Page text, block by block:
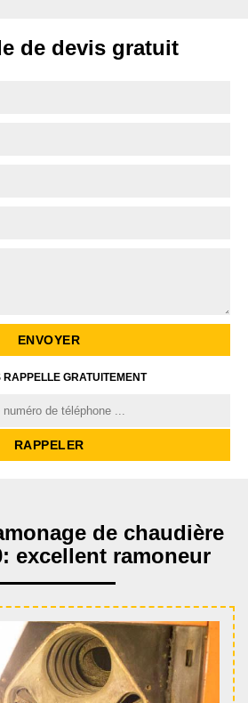
de devis gratuit
RAPPELLE GRATUITEMENT
de chaudière
excellent ramoneur